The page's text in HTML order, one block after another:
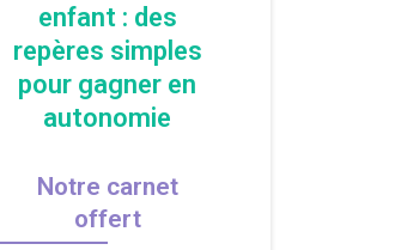
enfant : des
repères simples
pour gagner en
autonomie
Notre carnet
offert